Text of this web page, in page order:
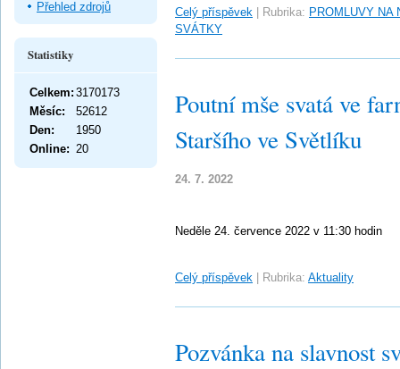
Celý příspěvek Rubrika: PROMLUVY NA
SVÁTKY
Poutní mše svatá ve
Staršího ve Světlíku
24. 7. 2022
Neděle 24. července 2022 v 11:30 hodin
Celý příspěvek Rubrika: Aktuality
Pozvánka na slavnost
Přehled zdrojů
Statistiky
Online: 20
Celkem: 3170173
Měsíc:
52612
Den:
1950